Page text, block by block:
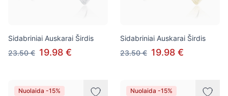
Sidabriniai Auskarai Širdis
23.50 € 19.98 €
Sidabriniai Auskarai Širdis
23.50 € 19.98 €
Nuolaida -15% Nuolaida -15%